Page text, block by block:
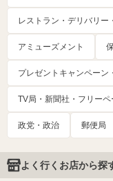
レストラン・デリバリー
アミューズメント
プレゼントキャンペーン
TV局・新聞社・フリー
政党・政治 郵便局
よく行くお店から探